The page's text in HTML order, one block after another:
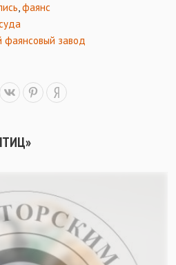
,фаянс
фаянсовый завод